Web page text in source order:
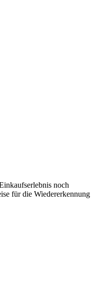
noch
für die Wiedererkennung